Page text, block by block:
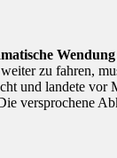
Wendung
zu fahren,
und landete
versprochene